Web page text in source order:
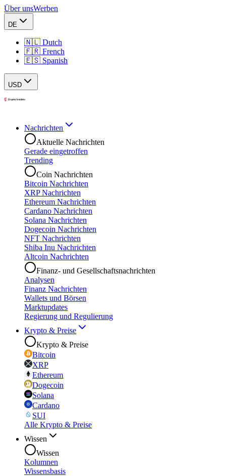
Über unsWerben
DE
🇳🇱 Dutch
🇫🇷 French
🇪🇸 Spanish
USD
Nachrichten
Aktuelle Nachrichten
Gerade eingetroffen
Trending
Coin Nachrichten
Bitcoin Nachrichten
XRP Nachrichten
Ethereum Nachrichten
Cardano Nachrichten
Solana Nachrichten
Dogecoin Nachrichten
NFT Nachrichten
Shiba Inu Nachrichten
Altcoin Nachrichten
Finanz- und Gesellschaftsnachrichten
Analysen
Finanz Nachrichten
Wallets und Börsen
Marktupdates
Regierung und Regulierung
Krypto & Preise
Krypto & Preise
Bitcoin
XRP
Ethereum
Dogecoin
Solana
Cardano
SUI
Alle Krypto & Preise
Wissen
Wissen
Kolumnen
Wissensbasis